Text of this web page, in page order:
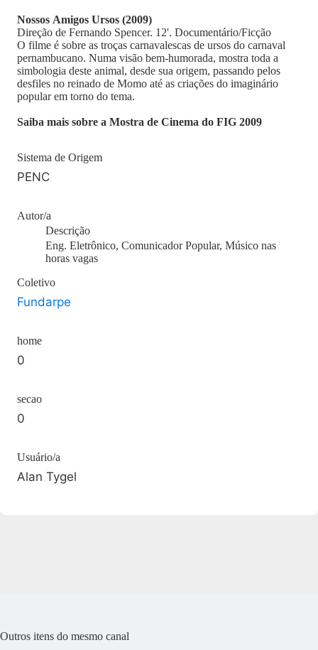
Nossos Amigos Ursos (2009)
Direção de Fernando Spencer. 12'. Documentário/Ficção
O filme é sobre as troças carnavalescas de ursos do carnaval
pernambucano. Numa visão bem-humorada, mostra toda a
simbologia deste animal, desde sua origem, passando pelos
desfiles no reinado de Momo até as criações do imaginário
popular em torno do tema.
Saiba mais sobre a Mostra de Cinema do FIG 2009
Sistema de Origem
PENC
Autor/a
Descrição
Eng. Eletrônico, Comunicador Popular, Músico nas
horas vagas
Coletivo
Fundarpe
home
0
secao
0
Usuário/a
Alan Tygel
Outros itens do mesmo canal